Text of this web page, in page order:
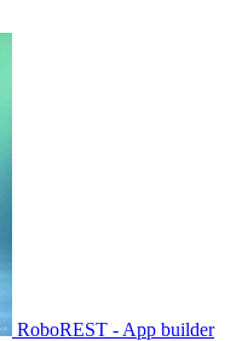
RoboREST - App builder